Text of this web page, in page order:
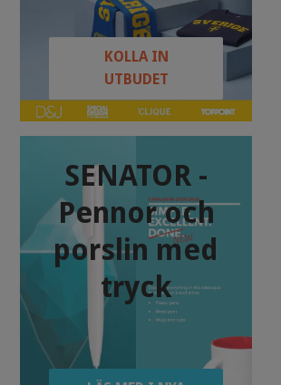
KOLLA IN
UTBUDET
SENATOR -
Pennor och
porslin med
tryck